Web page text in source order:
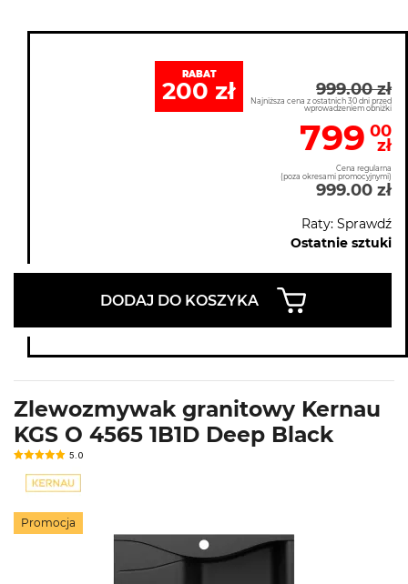
RABAT
200 zł 999.00 zł
Najniższa cena z ostatnich 30 dni przed
wprowadzeniem obniżki
799 00
zł
Cena regularna
(poza okresami promocyjnymi)
999.00 zł
Raty: Sprawdź
Ostatnie sztuki
DODAJ DO KOSZYKA
Zlewozmywak granitowy Kernau
KGS O 4565 1B1D Deep Black
5.0
Promocja